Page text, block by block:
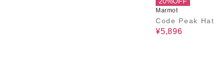
Marmot
Code Peak Hat
¥5,896